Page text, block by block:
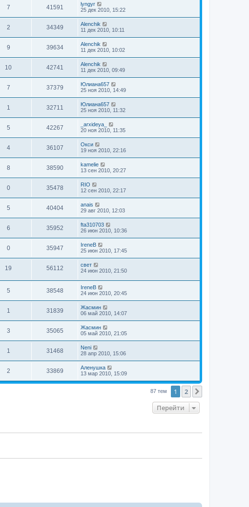
7 41591
lyngyr
25 дек 2010, 15:22
2 34349
Alenchik
11 дек 2010, 10:11
9 39634
Alenchik
11 дек 2010, 10:02
10 42741
Alenchik
11 дек 2010, 09:49
7 37379
Юлиана657
25 ноя 2010, 14:49
1 32711
Юлиана657
25 ноя 2010, 11:32
5 42267
_arxideya_
20 ноя 2010, 11:35
4 36107
Окси
19 ноя 2010, 22:16
8 38590
kamelie
13 сен 2010, 20:27
0 35478
RIO
12 сен 2010, 22:17
5 40404
anais
29 авг 2010, 12:03
6 35952
fta310703
26 июн 2010, 10:36
0 35947
IreneB
25 июн 2010, 17:45
19 56112
свет
24 июн 2010, 21:50
5 38548
IreneB
24 июн 2010, 20:45
1 31839
Жасмин
06 май 2010, 14:07
3 35065
Жасмин
05 май 2010, 21:05
1 31468
Neni
28 апр 2010, 15:06
2 33869
Аленушка
13 мар 2010, 15:09
87 тем 1 2
Перейти